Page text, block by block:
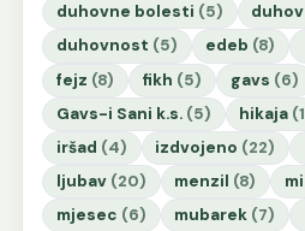
duhovne bolesti (5)
duhovnost (5) edeb (8)
fejz (8) fikh (5) gavs (6)
Gavs-i Sani k.s. (5) hikaja
iršad (4) izdvojeno (22)
ljubav (20) menzil (8)
mjesec (6) mubarek (7)